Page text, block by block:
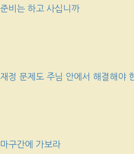
준비는 하고 사십니까
재정 문제도 주님 안에서 해결해야
마구간에 가보라